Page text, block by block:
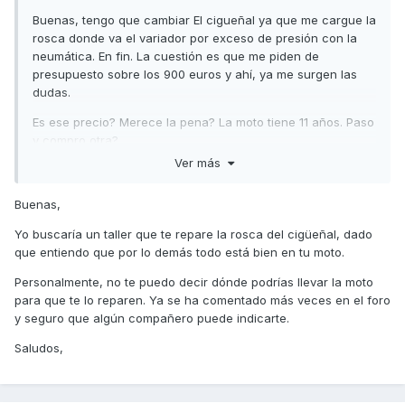
Buenas, tengo que cambiar El cigueñal ya que me cargue la
rosca donde va el variador por exceso de presión con la
neumática. En fin. La cuestión es que me piden de
presupuesto sobre los 900 euros y ahí, ya me surgen las
dudas.
Es ese precio? Merece la pena? La moto tiene 11 años. Paso
y compro otra?
Gracias por vuestros comentarios
Ver más
Buenas,
Yo buscaría un taller que te repare la rosca del cigüeñal, dado
que entiendo que por lo demás todo está bien en tu moto.
Personalmente, no te puedo decir dónde podrías llevar la moto
para que te lo reparen. Ya se ha comentado más veces en el foro
y seguro que algún compañero puede indicarte.
Saludos,